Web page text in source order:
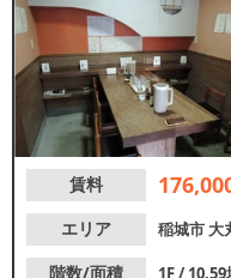
賃料
エリア
稲城市 大
階数/面積 1F /